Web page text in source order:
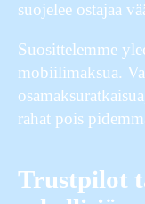
suojelee ostajaa
Suosittelemme
mobiilimaksua.
rahat pois
Trustpilot